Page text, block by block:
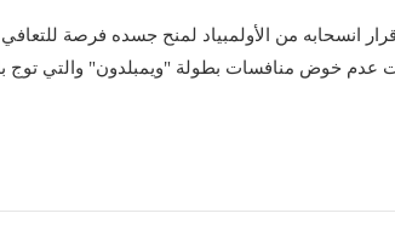
انسحابه من الأولمبياد لمنح جسده فرصة
خوض منافسات بطولة "ويمبلدون" والتي توج